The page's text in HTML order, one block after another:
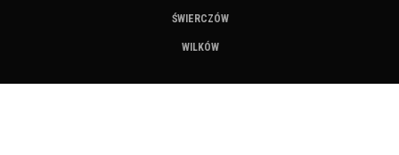
ŚWIERCZÓW
WILKÓW